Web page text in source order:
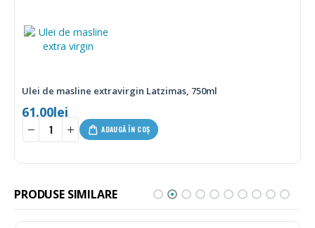
Ulei de masline extravirgin Latzimas, 750ml
61.00lei
ADAUGĂ ÎN COȘ
PRODUSE SIMILARE